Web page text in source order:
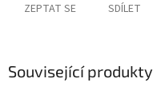
ZEPTAT SE SDÍLET
Související produkty